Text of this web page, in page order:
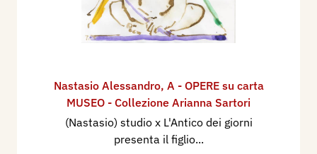
Nastasio Alessandro, A - OPERE su carta
MUSEO - Collezione Arianna Sartori
(Nastasio) studio x L'Antico dei giorni
presenta il figlio...